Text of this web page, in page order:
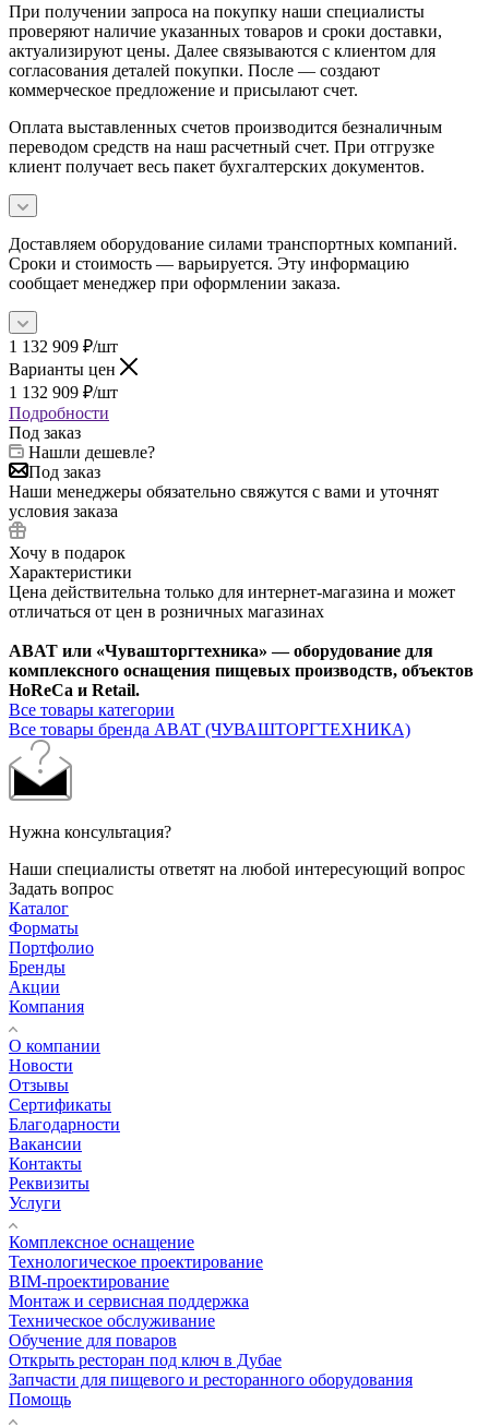
При получении запроса на покупку наши специалисты
проверяют наличие указанных товаров и сроки доставки,
актуализируют цены. Далее связываются с клиентом для
согласования деталей покупки. После — создают
коммерческое предложение и присылают счет.
Оплата выставленных счетов производится безналичным
переводом средств на наш расчетный счет. При отгрузке
клиент получает весь пакет бухгалтерских документов.
Доставляем оборудование силами транспортных компаний.
Сроки и стоимость — варьируется. Эту информацию
сообщает менеджер при оформлении заказа.
1 132 909 ₽/шт
Варианты цен
1 132 909 ₽/шт
Подробности
Под заказ
Нашли дешевле?
Под заказ
Наши менеджеры обязательно свяжутся с вами и уточнят
условия заказа
Хочу в подарок
Характеристики
Цена действительна только для интернет-магазина и может
отличаться от цен в розничных магазинах
ABAT или «Чувашторгтехника» — оборудование для
комплексного оснащения пищевых производств, объектов
HoReCa и Retail.
Все товары категории
Все товары бренда ABAT (ЧУВАШТОРГТЕХНИКА)
Нужна консультация?
Наши специалисты ответят на любой интересующий вопрос
Задать вопрос
Каталог
Форматы
Портфолио
Бренды
Акции
Компания
О компании
Новости
Отзывы
Сертификаты
Благодарности
Вакансии
Контакты
Реквизиты
Услуги
Комплексное оснащение
Технологическое проектирование
BIM-проектирование
Монтаж и сервисная поддержка
Техническое обслуживание
Обучение для поваров
Открыть ресторан под ключ в Дубае
Запчасти для пищевого и ресторанного оборудования
Помощь